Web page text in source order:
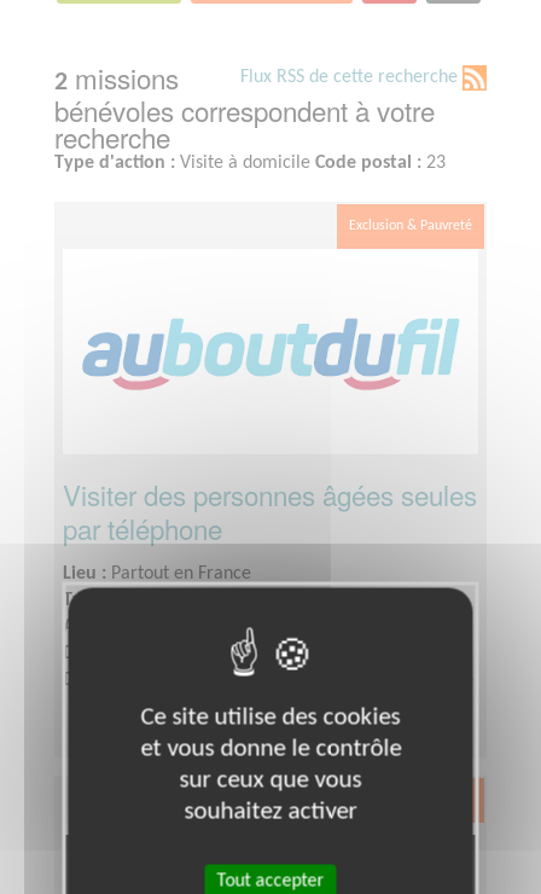
Flux RSS de cette recherche
2 missions
bénévoles correspondent à votre
recherche
Type d'action : Visite à domicile Code postal : 23
Exclusion & Pauvreté
Visiter des personnes âgées seules
par téléphone
Lieu : Partout en France
Type :
Association :
Au bout du fil
Date :
Disponibilité demandée :
Ce site utilise des cookies
et vous donne le contrôle
sur ceux que vous
souhaitez activer
Tout accepter